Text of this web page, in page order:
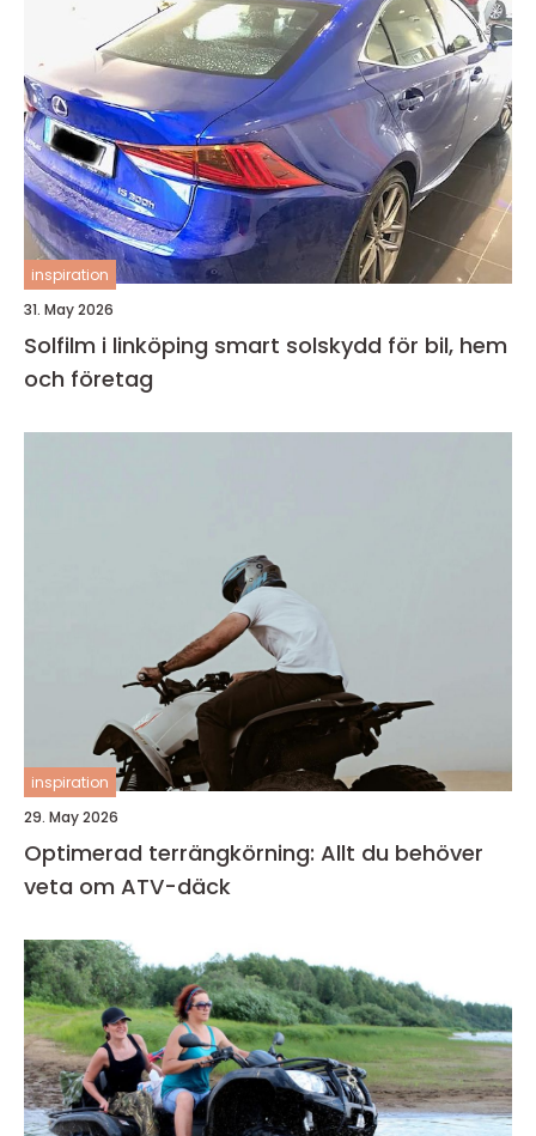
inspiration
31. May 2026
Solfilm i linköping smart solskydd för bil, hem
och företag
inspiration
29. May 2026
Optimerad terrängkörning: Allt du behöver
veta om ATV-däck